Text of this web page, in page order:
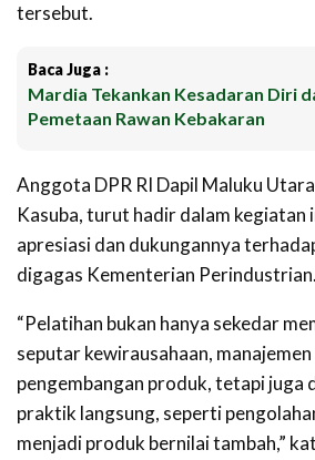
tersebut.
Baca Juga :
Mardia Tekankan Kesadaran Diri
Pemetaan Rawan Kebakaran
Anggota DPR RI Dapil Maluku
Kasuba, turut hadir dalam kegiatan
apresiasi dan dukungannya
digagas Kementerian Perindustrian.
“Pelatihan bukan hanya sekedar
seputar kewirausahaan, manajemen
pengembangan produk, tetapi juga
praktik langsung, seperti
menjadi produk bernilai tambah,”